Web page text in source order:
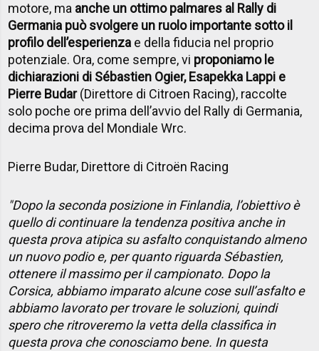
motore, ma anche un ottimo palmares al Rally di
Germania può svolgere un ruolo importante sotto il
profilo dell’esperienza e della fiducia nel proprio
potenziale. Ora, come sempre, vi proponiamo le
dichiarazioni di Sébastien Ogier, Esapekka Lappi e
Pierre Budar(Direttore di Citroen Racing), raccolte
solo poche ore prima dell’avvio del Rally di Germania,
decima prova del Mondiale Wrc.
Pierre Budar, Direttore di Citroën Racing
"Dopo la seconda posizione in Finlandia, l’obiettivo è
quello di continuare la tendenza positiva anche in
questa prova atipica su asfalto conquistando almeno
un nuovo podio e, per quanto riguarda Sébastien,
ottenere il massimo per il campionato. Dopo la
Corsica, abbiamo imparato alcune cose sull’asfalto e
abbiamo lavorato per trovare le soluzioni, quindi
spero che ritroveremo la vetta della classifica in
questa prova che conosciamo bene. In questa